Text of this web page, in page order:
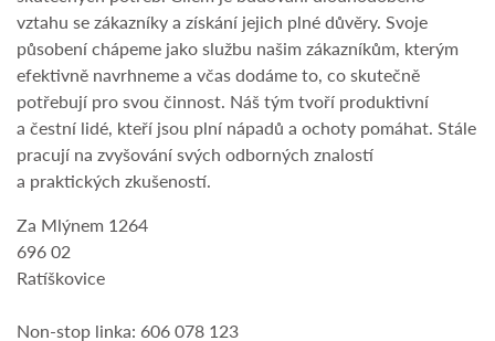
vztahu se zákazníky a získání jejich plné důvěry. Svoje
působení chápeme jako službu našim zákazníkům, kterým
efektivně navrhneme a včas dodáme to, co skutečně
potřebují pro svou činnost. Náš tým tvoří produktivní
a čestní lidé, kteří jsou plní nápadů a ochoty pomáhat. Stále
pracují na zvyšování svých odborných znalostí
a praktických zkušeností.
Za Mlýnem 1264
696 02
Ratíškovice
Non-stop linka: 606 078 123